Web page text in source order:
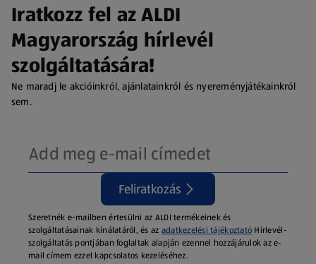
Iratkozz fel az ALDI
Magyarország hírlevél
szolgáltatására!
Ne maradj le akcióinkról, ajánlatainkról és nyereményjátékainkról
sem.
Feliratkozás
Szeretnék e-mailben értesülni az ALDI termékeinek és
szolgáltatásainak kínálatáról, és az adatkezelési tájékoztató Hírlevél-
szolgáltatás pontjában foglaltak alapján ezennel hozzájárulok az e-
mail címem ezzel kapcsolatos kezeléséhez.